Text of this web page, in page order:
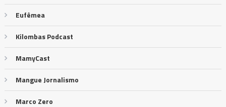
Eufêmea
Kilombas Podcast
MamyCast
Mangue Jornalismo
Marco Zero